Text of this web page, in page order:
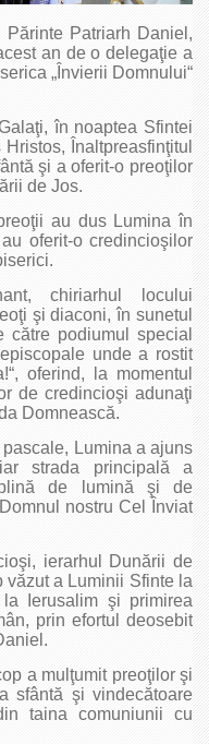
Patriarh Daniel,
an de o delegaţie a
„Învierii Domnului“
în noaptea Sfintei
Înaltpreasfinţitul
şi a oferit-o preoţilor
de Jos.
au dus Lumina în
oferit-o credincioşilor
chiriarhul locului
şi diaconi, în sunetul
către podiumul special
unde a rostit
oferind, la momentul
de credincioşi adunaţi
Domnească.
Lumina a ajuns
strada principală a
de lumină şi de
nostru Cel Înviat
ierarhul Dunării de
văzut a Luminii Sfinte la
Ierusalim şi primirea
prin efortul deosebit
a mulţumit preoţilor şi
sfântă şi vindecătoare
taina comuniunii cu